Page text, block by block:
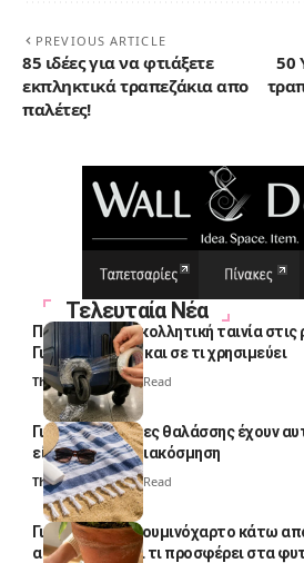
PREVIOUS ARTICLE
85 ιδέες για να φτιάξετε
εκπληκτικά τραπεζάκια απο
παλέτες!
50
Τελευταία Νέα
Πολλοί βάζουν κολλητική ταινία
Γιατί το κάνουν και σε τι χρησιμεύει
Thali Ombre 4 Min Read
Γιατί οι πετσέτες θαλάσσης έχουν
είναι μόνο για διακόσμηση
Thali Ombre5 Min Read
Γιατί βάζουν αλουμινόχαρτο κάτω
απλό κόλπο και τι προσφέρει στα